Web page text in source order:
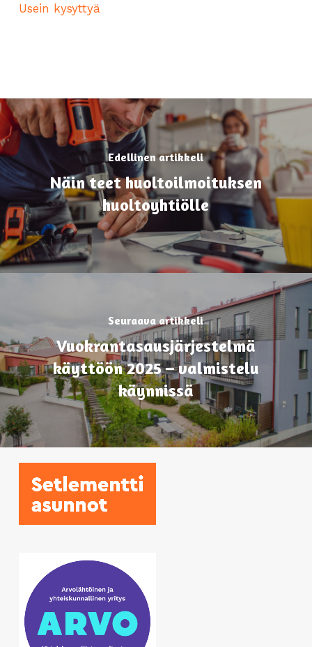
Usein kysyttyä
Edellinen artikkeli
Näin teet huoltoilmoituksen
huoltoyhtiölle
Seuraava artikkeli
Vuokrantasausjärjestelmä
käyttöön 2025 – valmistelu
käynnissä